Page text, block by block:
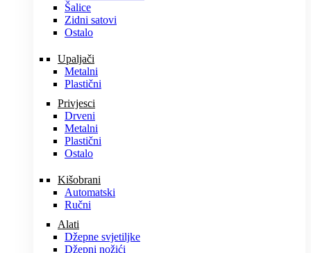
Šalice
Zidni satovi
Ostalo
Upaljači
Metalni
Plastični
Privjesci
Drveni
Metalni
Plastični
Ostalo
Kišobrani
Automatski
Ručni
Alati
Džepne svjetiljke
Džepni nožići